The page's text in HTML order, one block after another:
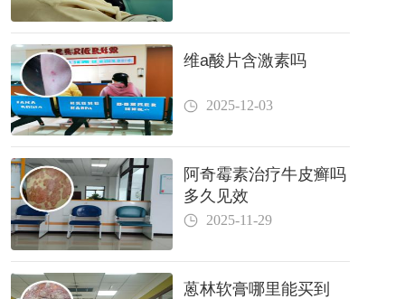
维a酸片含激素吗
2025-12-03
阿奇霉素治疗牛皮癣吗
多久见效
2025-11-29
蒽林软膏哪里能买到